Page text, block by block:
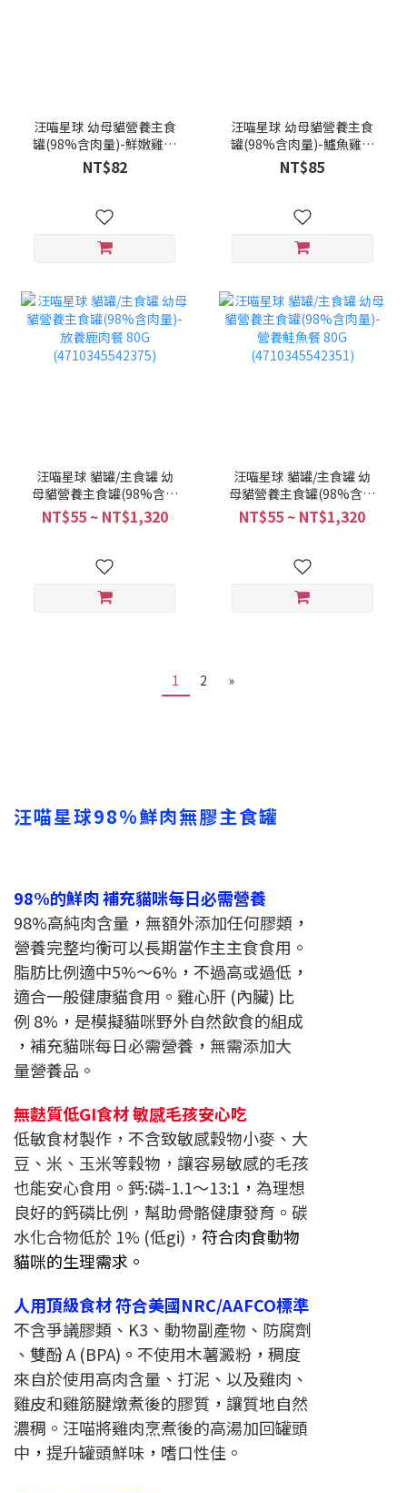
汪喵星球 幼母貓營養主食
罐(98%含肉量)-鮮嫩雞肉
餐 165G
(4710345542801)
NT$82
汪喵星球 幼母貓營養主食
罐(98%含肉量)-鱸魚雞肉
餐 165G
(4710345542825)
NT$85
汪喵星球 貓罐/主食罐 幼
母貓營養主食罐(98%含肉
量)-放養鹿肉餐 80G
(4710345542375)
NT$55 ~ NT$1,320
汪喵星球 貓罐/主食罐 幼
母貓營養主食罐(98%含肉
量)-營養鮭魚餐 80G
(4710345542351)
NT$55 ~ NT$1,320
1 2 »
汪喵星球98%鮮肉無膠主食罐
98%的鮮肉 補充貓咪每日必需營養
98%高純肉含量 ， 無額外添加任何膠類 ，
營養完整均衡可以長期當作主主食食用。
脂肪比例適中5%〜6% ， 不過高或過低 ，
適合一般健康貓食用。雞心肝 (內臟) 比
例 8% ， 是模擬貓咪野外自然飲食的組成
， 補充貓咪每日必需營養 ， 無需添加大
量營養品。
無麩質低GI食材 敏感毛孩安心吃
低敏食材製作，不含致敏感穀物小麥、大
豆、米、玉米等穀物 ，讓容易敏感的毛孩
也能安心食用。鈣:磷-1.1〜13:1 ， 為理想
良好的鈣磷比例，幫助骨骼健康發育。碳
水化合物低於 1% (低gi)， 符合肉食動物
貓咪的生理需求。
人用頂級食材 符合美國NRC/AAFCO標準
不含爭議膠類、K3、動物副產物、防腐劑
、雙酚 A (BPA) 。 不使用木薯澱粉 ， 稠度
來自於使用高肉含量、打泥、以及雞肉、
雞皮和雞筋腱燉煮後的膠質 ， 讓質地自然
濃稠。汪喵將雞肉烹煮後的高湯加回罐頭
中 ， 提升罐頭鮮味 ， 嗜口性佳。